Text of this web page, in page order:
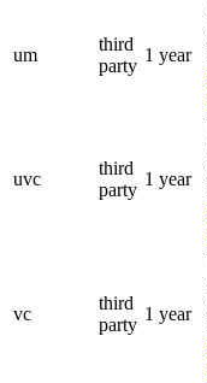
um
third
party
1 year
uvc
third
party
1 year
vc
third
party
1 year